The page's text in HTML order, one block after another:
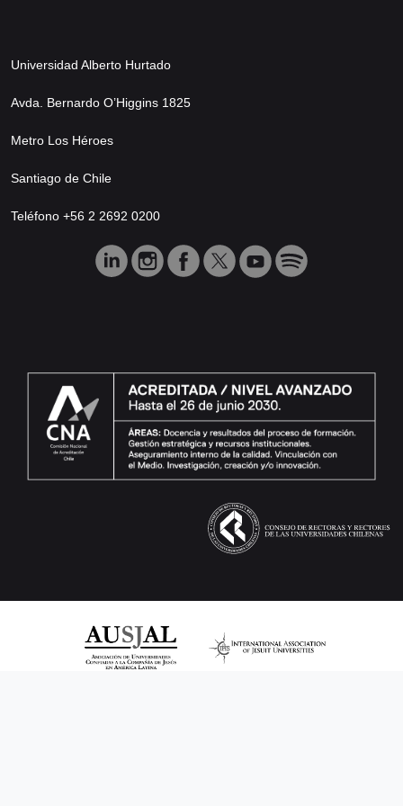
Universidad Alberto Hurtado
Avda. Bernardo O’Higgins 1825
Metro Los Héroes
Santiago de Chile
Teléfono +56 2 2692 0200